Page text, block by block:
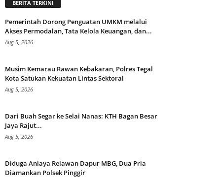
BERITA TERKINI
Pemerintah Dorong Penguatan UMKM melalui
Akses Permodalan, Tata Kelola Keuangan, dan...
Aug 5, 2026
Musim Kemarau Rawan Kebakaran, Polres Tegal
Kota Satukan Kekuatan Lintas Sektoral
Aug 5, 2026
Dari Buah Segar ke Selai Nanas: KTH Bagan Besar
Jaya Rajut...
Aug 5, 2026
Diduga Aniaya Relawan Dapur MBG, Dua Pria
Diamankan Polsek Pinggir